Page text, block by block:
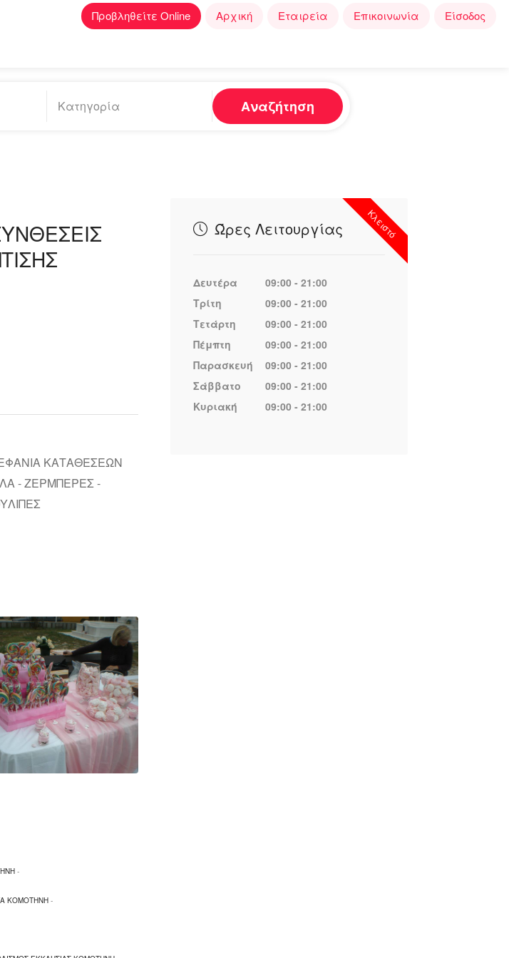
Προβληθείτε Online Αρχική Εταιρεία Επικοινωνία Είσοδος
Αναζήτηση
ΚΑΤΑΘΕΣΕΩΝ
- ΖΕΡΜΠΕΡΕΣ -
-
ΚΟΜΟΤΗΝΗ -
Κλειστό
Ώρες Λειτουργίας
Δευτέρα
09:00 - 21:00
Τρίτη
09:00 - 21:00
Τετάρτη
09:00 - 21:00
Πέμπτη
09:00 - 21:00
Παρασκευή
09:00 - 21:00
Σάββατο
09:00 - 21:00
Κυριακή
09:00 - 21:00